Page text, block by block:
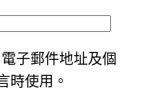
子郵件地址及個
時使用。